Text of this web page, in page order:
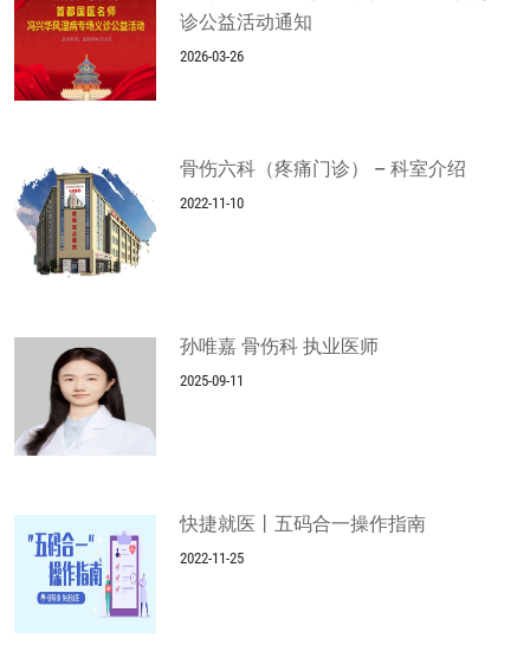
诊公益活动通知
2026-03-26
骨伤六科（疼痛门诊） – 科室介绍
2022-11-10
孙唯嘉 骨伤科 执业医师
2025-09-11
快捷就医丨五码合一操作指南
2022-11-25